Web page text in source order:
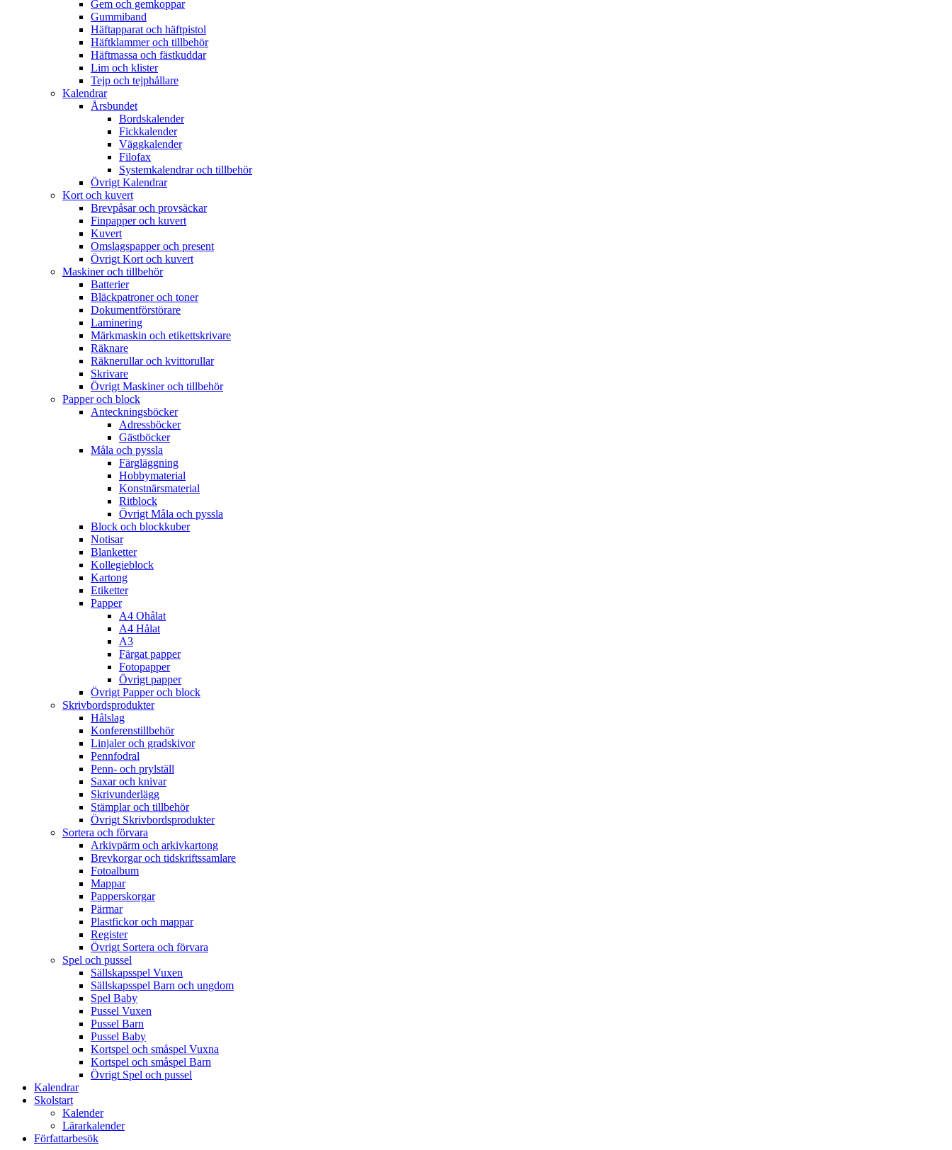
Gem och gemkoppar
Gummiband
Häftapparat och häftpistol
Häftklammer och tillbehör
Häftmassa och fästkuddar
Lim och klister
Tejp och tejphållare
Kalendrar
Årsbundet
Bordskalender
Fickkalender
Väggkalender
Filofax
Systemkalendrar och tillbehör
Övrigt Kalendrar
Kort och kuvert
Brevpåsar och provsäckar
Finpapper och kuvert
Kuvert
Omslagspapper och present
Övrigt Kort och kuvert
Maskiner och tillbehör
Batterier
Bläckpatroner och toner
Dokumentförstörare
Laminering
Märkmaskin och etikettskrivare
Räknare
Räknerullar och kvittorullar
Skrivare
Övrigt Maskiner och tillbehör
Papper och block
Anteckningsböcker
Adressböcker
Gästböcker
Måla och pyssla
Färgläggning
Hobbymaterial
Konstnärsmaterial
Ritblock
Övrigt Måla och pyssla
Block och blockkuber
Notisar
Blanketter
Kollegieblock
Kartong
Etiketter
Papper
A4 Ohålat
A4 Hålat
A3
Färgat papper
Fotopapper
Övrigt papper
Övrigt Papper och block
Skrivbordsprodukter
Hålslag
Konferenstillbehör
Linjaler och gradskivor
Pennfodral
Penn- och prylställ
Saxar och knivar
Skrivunderlägg
Stämplar och tillbehör
Övrigt Skrivbordsprodukter
Sortera och förvara
Arkivpärm och arkivkartong
Brevkorgar och tidskriftssamlare
Fotoalbum
Mappar
Papperskorgar
Pärmar
Plastfickor och mappar
Register
Övrigt Sortera och förvara
Spel och pussel
Sällskapsspel Vuxen
Sällskapsspel Barn och ungdom
Spel Baby
Pussel Vuxen
Pussel Barn
Pussel Baby
Kortspel och småspel Vuxna
Kortspel och småspel Barn
Övrigt Spel och pussel
Kalendrar
Skolstart
Kalender
Lärarkalender
Författarbesök